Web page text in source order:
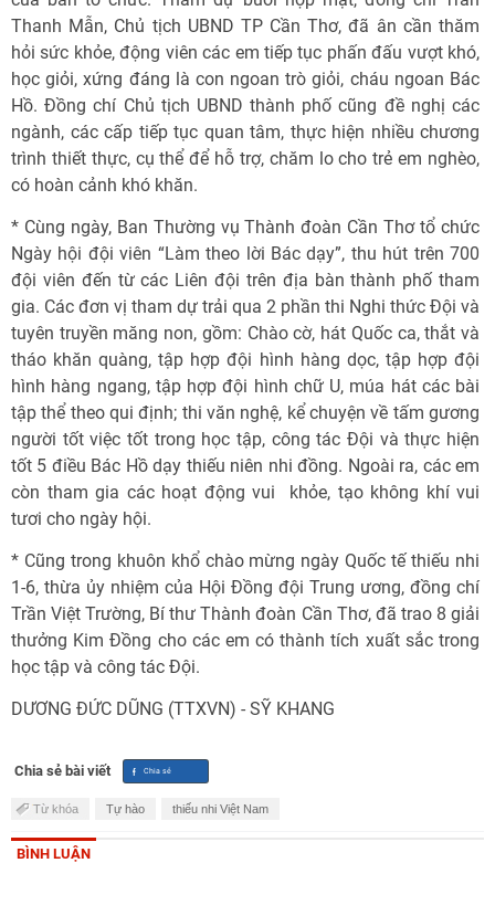
Thanh Mẫn, Chủ tịch UBND TP Cần Thơ, đã ân cần thăm
hỏi sức khỏe, động viên các em tiếp tục phấn đấu vượt khó,
học giỏi, xứng đáng là con ngoan trò giỏi, cháu ngoan Bác
Hồ. Đồng chí Chủ tịch UBND thành phố cũng đề nghị các
ngành, các cấp tiếp tục quan tâm, thực hiện nhiều chương
trình thiết thực, cụ thể để hỗ trợ, chăm lo cho trẻ em nghèo,
có hoàn cảnh khó khăn.
* Cùng ngày, Ban Thường vụ Thành đoàn Cần Thơ tổ chức
Ngày hội đội viên “Làm theo lời Bác dạy”, thu hút trên 700
đội viên đến từ các Liên đội trên địa bàn thành phố tham
gia. Các đơn vị tham dự trải qua 2 phần thi Nghi thức Đội và
tuyên truyền măng non, gồm: Chào cờ, hát Quốc ca, thắt và
tháo khăn quàng, tập hợp đội hình hàng dọc, tập hợp đội
hình hàng ngang, tập hợp đội hình chữ U, múa hát các bài
tập thể theo qui định; thi văn nghệ, kể chuyện về tấm gương
người tốt việc tốt trong học tập, công tác Đội và thực hiện
tốt 5 điều Bác Hồ dạy thiếu niên nhi đồng. Ngoài ra, các em
còn tham gia các hoạt động vui  khỏe, tạo không khí vui
tươi cho ngày hội.
* Cũng trong khuôn khổ chào mừng ngày Quốc tế thiếu nhi
1-6, thừa ủy nhiệm của Hội Đồng đội Trung ương, đồng chí
Trần Việt Trường, Bí thư Thành đoàn Cần Thơ, đã trao 8 giải
thưởng Kim Đồng cho các em có thành tích xuất sắc trong
học tập và công tác Đội.
DƯƠNG ĐỨC DŨNG (TTXVN) - SỸ KHANG
Chia sẻ bài viết
Từ khóa Tự hào thiếu nhi Việt Nam
BÌNH LUẬN